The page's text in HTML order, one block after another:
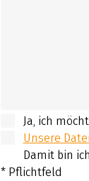
Ja, ich
Unsere
Damit bin
* Pflichtfeld